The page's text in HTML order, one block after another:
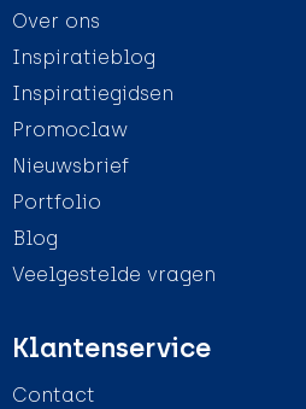
Over ons
Inspiratieblog
Inspiratiegidsen
Promoclaw
Nieuwsbrief
Portfolio
Blog
Veelgestelde vragen
Klantenservice
Contact